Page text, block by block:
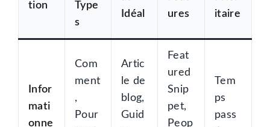
tion
Type
s
Idéal
ures
itaire
Infor
mati
onne
Com
ment
,
Pour
Artic
le de
blog,
Guid
Feat
ured
Snip
pet,
Peop
Tem
ps
pass